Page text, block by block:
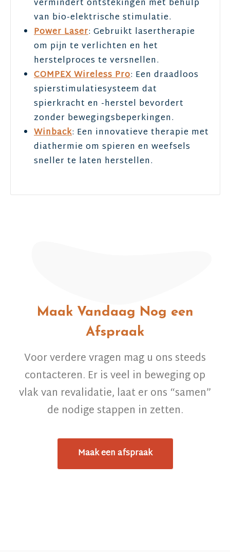
vermindert ontstekingen met behulp
van bio-elektrische stimulatie.
Power Laser: Gebruikt lasertherapie
om pijn te verlichten en het
herstelproces te versnellen.
COMPEX Wireless Pro: Een draadloos
spierstimulatiesysteem dat
spierkracht en -herstel bevordert
zonder bewegingsbeperkingen.
Winback: Een innovatieve therapie met
diathermie om spieren en weefsels
sneller te laten herstellen.
Maak Vandaag Nog een
Afspraak
Voor verdere vragen mag u ons steeds
contacteren. Er is veel in beweging op
vlak van revalidatie, laat er ons “samen”
de nodige stappen in zetten.
Maak een afspraak